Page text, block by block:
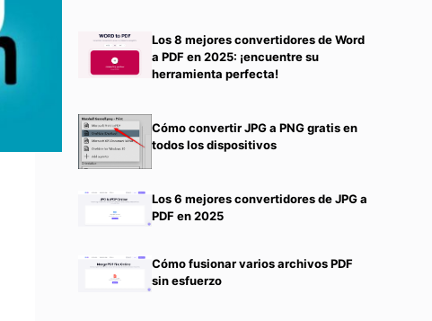
Los 8 mejores convertidores de Word
a PDF en 2025: ¡encuentre su
herramienta perfecta!
Cómo convertir JPG a PNG gratis en
todos los dispositivos
Los 6 mejores convertidores de JPG a
PDF en 2025
Cómo fusionar varios archivos PDF
sin esfuerzo